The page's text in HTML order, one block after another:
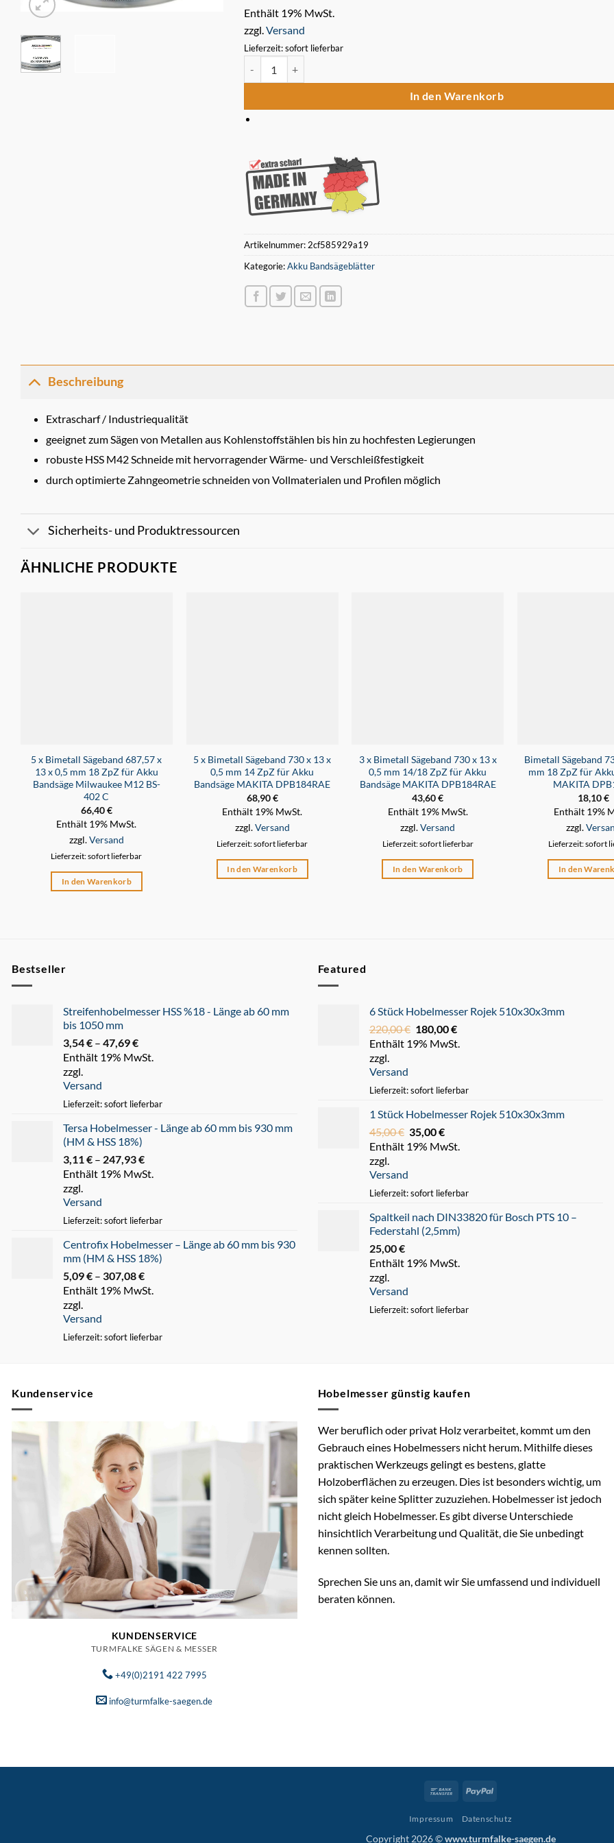
Enthält 19% MwSt.
zzgl.Versand
Lieferzeit: sofort lieferbar
In den Warenkorb
Artikelnummer: 2cf585929a19
Kategorie:Akku Bandsägeblätter
Beschreibung
Extrascharf / Industriequalität
geeignet zum Sägen von Metallen aus Kohlenstoffstählen bis hin zu hochfesten Legierungen
robuste HSS M42 Schneide mit hervorragender Wärme- und Verschleißfestigkeit
durch optimierte Zahngeometrie schneiden von Vollmaterialen und Profilen möglich
Sicherheits- und Produktressourcen
ÄHNLICHE PRODUKTE
5 x Bimetall Sägeband 687,57 x
13 x 0,5 mm 18 ZpZ für Akku
Bandsäge Milwaukee M12 BS-
402 C
66,40€
Enthält 19% MwSt.
zzgl.Versand
Lieferzeit: sofort lieferbar
In den Warenkorb
5 x Bimetall Sägeband 730 x 13 x
0,5 mm 14 ZpZ für Akku
Bandsäge MAKITA DPB184RAE
68,90€
Enthält 19% MwSt.
zzgl.Versand
Lieferzeit: sofort lieferbar
In den Warenkorb
3 x Bimetall Sägeband 730 x 13 x
0,5 mm 14/18 ZpZ für Akku
Bandsäge MAKITA DPB184RAE
43,60€
Enthält 19% MwSt.
zzgl.Versand
Lieferzeit: sofort lieferbar
In den Warenkorb
Bimetall Sägeband
mm 18 ZpZ für
MAKITA
18,10€
Enthält 19%
zzgl.
Lieferzeit: sofort
In den
Bestseller
Streifenhobelmesser HSS %18 - Länge ab 60 mm
bis 1050 mm
3,54€ – 47,69€
3,54 €
Enthält 19% MwSt.
zzgl.
Versand
Lieferzeit: sofort lieferbar
Tersa Hobelmesser - Länge ab 60 mm bis 930 mm
(HM & HSS 18%)
3,11€ – 247,93€
3,11 €
Enthält 19% MwSt.
zzgl.
Versand
Lieferzeit: sofort lieferbar
Centrofix Hobelmesser – Länge ab 60 mm bis 930
mm (HM & HSS 18%)
5,09€ – 307,08€
5,09 €
Enthält 19% MwSt.
zzgl.
Versand
Lieferzeit: sofort lieferbar
Featured
6 Stück Hobelmesser Rojek 510x30x3mm
220,00€ Ursprünglicher
Preis
180,00€
Preis
Enthält 19% MwSt.
zzgl.
Versand
Lieferzeit: sofort lieferbar
1 Stück Hobelmesser Rojek 510x30x3mm
45,00€ Ursprünglicher
Preis
35,00€
Preis
Enthält 19% MwSt.
zzgl.
Versand
Lieferzeit: sofort lieferbar
Spaltkeil nach DIN33820 für Bosch PTS 10 –
Federstahl (2,5mm)
25,00€
Enthält 19% MwSt.
zzgl.
Versand
Lieferzeit: sofort lieferbar
Kundenservice
KUNDENSERVICE
TURMFALKE SÄGEN & MESSER
+49(0)2191 422 7995
info@turmfalke-saegen.de
Hobelmesser günstig kaufen
Wer beruflich oder privat Holz verarbeitet, kommt um den
Gebrauch eines Hobelmessers nicht herum. Mithilfe dieses
praktischen Werkzeugs gelingt es bestens, glatte
Holzoberflächen zu erzeugen. Dies ist besonders wichtig, um
sich später keine Splitter zuzuziehen. Hobelmesser ist jedoch
nicht gleich Hobelmesser. Es gibt diverse Unterschiede
hinsichtlich Verarbeitung und Qualität, die Sie unbedingt
kennen sollten.
Sprechen Sie uns an, damit wir Sie umfassend und individuell
beraten können.
Bank
Impressum Datenschutz
Copyright 2026 ©www.turmfalke-saegen.de